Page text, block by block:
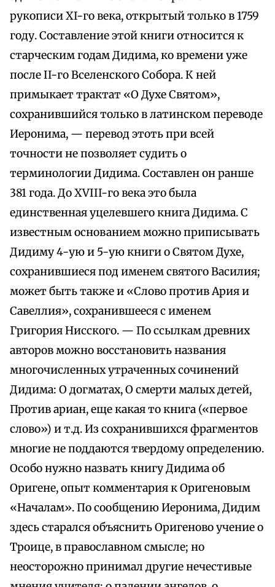
рукописи ХI-го века, открытый только в 1759
году. Составление этой книги относится к
старческим годам Дидима, ко времени уже
после II-го Вселенского Собора. К ней
примыкает трактат «О Духе Святом»,
сохранившийся только в латинском переводе
Иеронима, — перевод этоть при всей
точности не позволяет судить о
терминологии Дидима. Составлен он ранше
381 года. До ХVIII-го века это была
единственная уцелевшего книга Дидима. С
известным основанием можно приписывать
Дидиму 4-ую и 5-ую книги о Святом Духе,
сохранившиеся под именем святого Василия;
может быть также и «Слово против Ария и
Савеллия», сохранившееся с именем
Григория Нисского. — По ссылкам древних
авторов можно восстановить названия
многочисленных утраченных сочинений
Дидима: О догматах, О смерти малых детей,
Против ариан, еще какая то книга («первое
слово») и т.д. Из сохранившихся фрагментов
многие не поддаются твердому определению.
Особо нужно назвать книгу Дидима об
Оригене, опыт комментария к Оригеновым
«Началам». По сообщению Иеронима, Дидим
здесь старался объяснить Оригеново учение о
Троице, в православном смысле; но
неосторожно принимал другие нечестивые